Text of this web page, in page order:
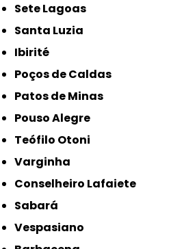
Sete Lagoas
Santa Luzia
Ibirité
Poços de Caldas
Patos de Minas
Pouso Alegre
Teófilo Otoni
Varginha
Conselheiro Lafaiete
Sabará
Vespasiano